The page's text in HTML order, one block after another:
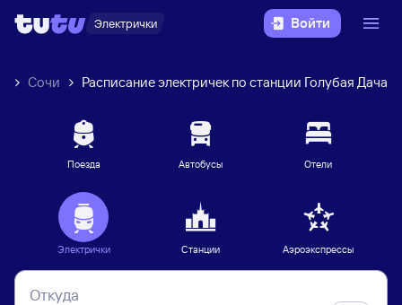
Электрички Войти
Сочи Расписание электричек по станции Голубая Дача
Поезда Автобусы Отели
Электрички Станции Аэроэкспрессы
Откуда